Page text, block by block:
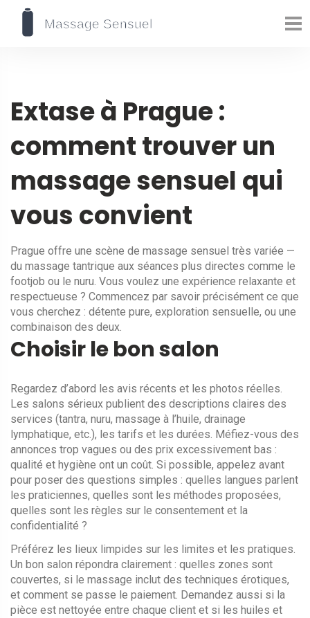
Extase à Prague :
comment trouver un
massage sensuel qui
vous convient
Prague offre une scène de massage sensuel très variée —
du massage tantrique aux séances plus directes comme le
footjob ou le nuru. Vous voulez une expérience relaxante et
respectueuse ? Commencez par savoir précisément ce que
vous cherchez : détente pure, exploration sensuelle, ou une
combinaison des deux.
Choisir le bon salon
Regardez d’abord les avis récents et les photos réelles.
Les salons sérieux publient des descriptions claires des
services (tantra, nuru, massage à l’huile, drainage
lymphatique, etc.), les tarifs et les durées. Méfiez-vous des
annonces trop vagues ou des prix excessivement bas :
qualité et hygiène ont un coût. Si possible, appelez avant
pour poser des questions simples : quelles langues parlent
les praticiennes, quelles sont les méthodes proposées,
quelles sont les règles sur le consentement et la
confidentialité ?
Préférez les lieux limpides sur les limites et les pratiques.
Un bon salon répondra clairement : quelles zones sont
couvertes, si le massage inclut des techniques érotiques,
et comment se passe le paiement. Demandez aussi si la
pièce est nettoyée entre chaque client et si les huiles et